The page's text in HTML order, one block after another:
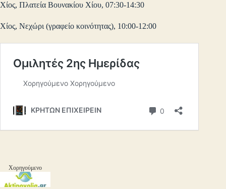
Χίος, Πλατεία Βουνακίου Χίου, 07:30-14:30
Χίος, Νεχώρι (γραφείο κοινότητας), 10:00-12:00
Χορηγούμενο